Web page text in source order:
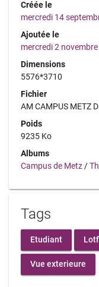
Créée le
mercredi 14
Ajoutée le
mercredi 2
Dimensions
5576*3710
Fichier
AM CAMPUS METZ
Poids
9235 Ko
Albums
Campus de Metz /
Tags
Etudiant
Vue exterieure